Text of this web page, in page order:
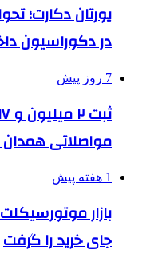
یورتان دکارت؛
در دکوراسیون
7 روز پیش
مواصلاتی همدان
1 هفته پیش
بازار
جای خرید را گرفت